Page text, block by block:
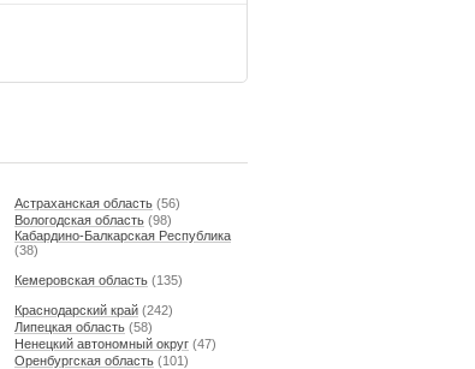
Астраханская область (56)
Вологодская область (98)
Кабардино-Балкарская Республика
(38)
Кемеровская область (135)
Краснодарский край (242)
Липецкая область (58)
Ненецкий автономный округ (47)
Оренбургская область (101)